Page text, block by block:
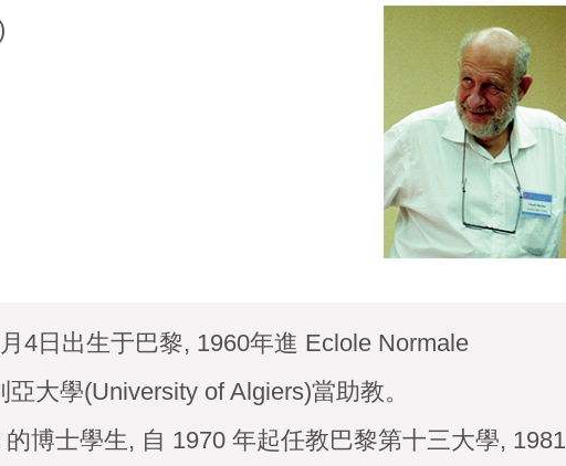
4日出生于巴黎, 1960年進 Eclole Normale
大學(University of Algiers)當助教。
博士學生, 自 1970 年起任教巴黎第十三大學, 1981